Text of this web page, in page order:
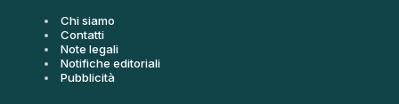
Chi siamo
Contatti
Note legali
Notifiche editoriali
Pubblicità